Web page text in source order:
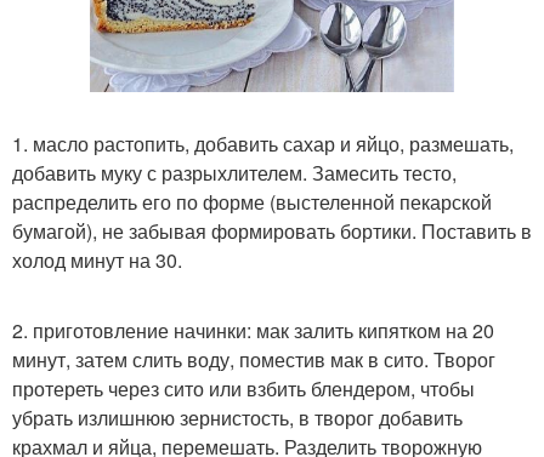
1. масло растопить, добавить сахар и яйцо, размешать,
добавить муку с разрыхлителем. Замесить тесто,
распределить его по форме (выстеленной пекарской
бумагой), не забывая формировать бортики. Поставить в
холод минут на 30.
2. приготовление начинки: мак залить кипятком на 20
минут, затем слить воду, поместив мак в сито. Творог
протереть через сито или взбить блендером, чтобы
убрать излишнюю зернистость, в творог добавить
крахмал и яйца, перемешать. Разделить творожную